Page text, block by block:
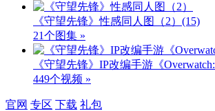
《守望先锋》性感同人图（2） (15)
21个图集 »
《守望先锋》IP改编手游《
449个视频 »
官网 专区 下载 礼包